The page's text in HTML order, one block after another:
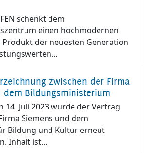
schenkt dem
einen hochmodernen
Produkt der neuesten Generation
zwischen der Firma
dem Bildungsministerium
14. Juli 2023 wurde der Vertrag
Siemens und dem
Bildung und Kultur erneut
Inhalt ist…